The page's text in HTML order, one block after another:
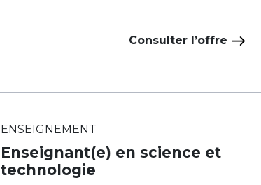
Consulter l’offre
ENSEIGNEMENT
Enseignant(e) en science et
technologie